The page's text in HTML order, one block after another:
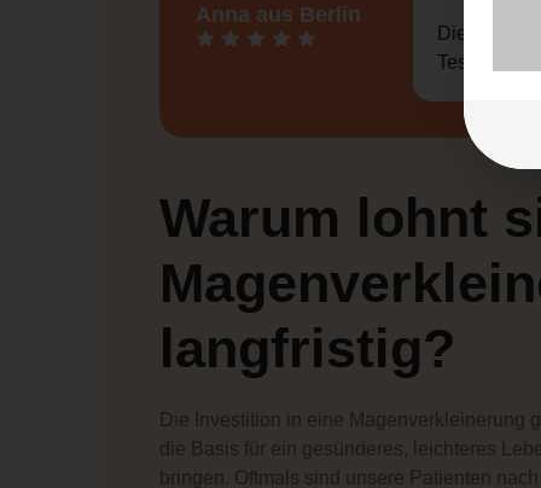
Anna aus Berlin
Die ersten
Teschers
Warum lohnt
langfristig?
Die Investition in eine Magenverkleinerung
die Basis für ein gesünderes, leichteres
bringen. Oftmals sind unsere Patienten